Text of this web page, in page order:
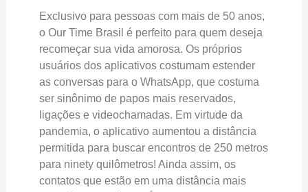
Exclusivo para pessoas com mais de 50 anos,
o Our Time Brasil é perfeito para quem deseja
recomeçar sua vida amorosa. Os próprios
usuários dos aplicativos costumam estender
as conversas para o WhatsApp, que costuma
ser sinônimo de papos mais reservados,
ligações e videochamadas. Em virtude da
pandemia, o aplicativo aumentou a distância
permitida para buscar encontros de 250 metros
para ninety quilômetros! Ainda assim, os
contatos que estão em uma distância mais